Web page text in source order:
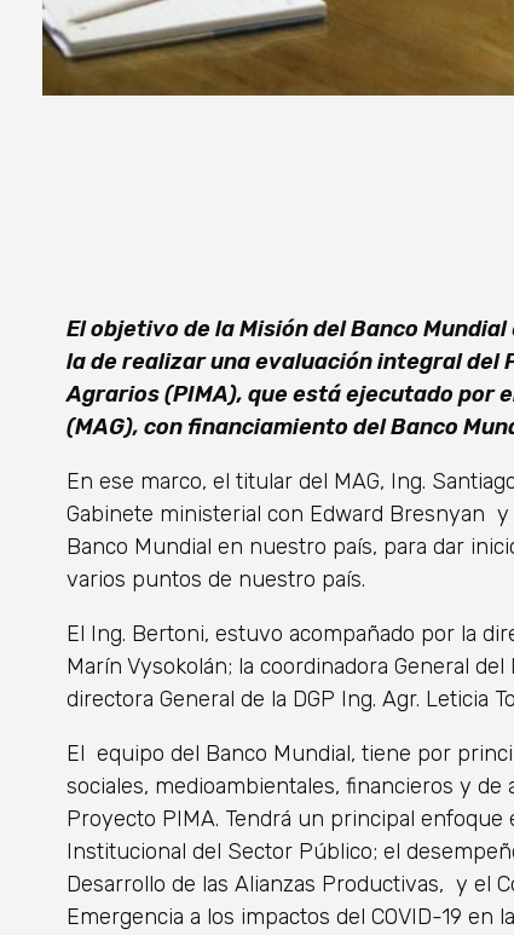
El objetivo de la Misión del Banco
la de realizar una evaluación integral del
Agrarios (PIMA), que está ejecutado por
(MAG), con financiamiento del Banco
En ese marco, el titular del MAG, Ing.
Gabinete ministerial con Edward Bresnyan
Banco Mundial en nuestro país, para dar
varios puntos de nuestro país.
El Ing. Bertoni, estuvo acompañado por la
Marín Vysokolán; la coordinadora General
directora General de la DGP Ing. Agr. Leticia
El equipo del Banco Mundial, tiene por
sociales, medioambientales, financieros y
Proyecto PIMA. Tendrá un principal
Institucional del Sector Público; el
Desarrollo de las Alianzas Productivas, y el
Emergencia a los impactos del COVID-19 en